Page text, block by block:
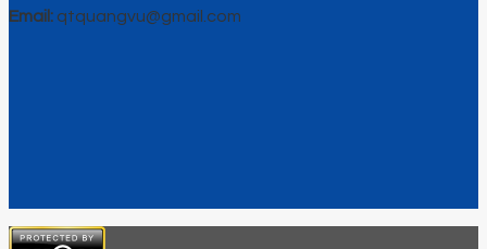
Email: qtquangvu@gmail.com